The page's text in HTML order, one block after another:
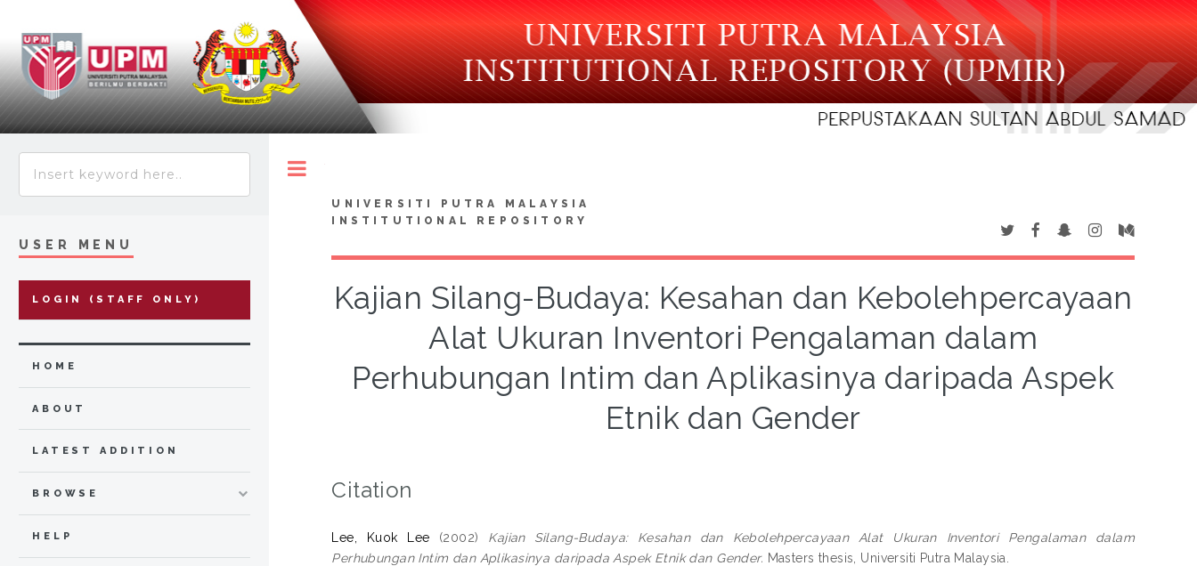
UNIVERSITI PUTRA MALAYSIA
INSTITUTIONAL REPOSITORY
Kajian Silang-Budaya: Kesahan dan Kebolehpercayaan
Alat Ukuran Inventori Pengalaman dalam
Perhubungan Intim dan Aplikasinya daripada Aspek
Etnik dan Gender
Citation
Lee, Kuok Lee (2002) Kajian Silang-Budaya: Kesahan dan Kebolehpercayaan Alat Ukuran Inventori Pengalaman dalam
Perhubungan Intim dan Aplikasinya daripada Aspek Etnik dan Gender. Masters thesis, Universiti Putra Malaysia.
USER MENU
LOGIN (STAFF ONLY)
HOME
ABOUT
LATEST ADDITION
BROWSE
HELP